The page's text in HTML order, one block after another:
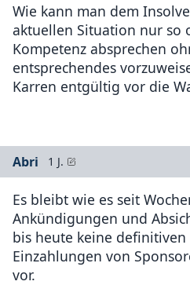
Wie kann man dem
aktuellen Situation nur so
Kompetenz absprechen
entsprechendes
Karren entgültig vor die
Abri 1 J.
Es bleibt wie es seit
Ankündigungen und
bis heute keine definitiven
Einzahlungen von
vor.